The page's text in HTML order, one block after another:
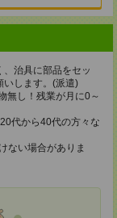
治具に部品をセッ
いします。(派遣)
無し！残業が月に0～
代から40代の方々な
ない場合がありま